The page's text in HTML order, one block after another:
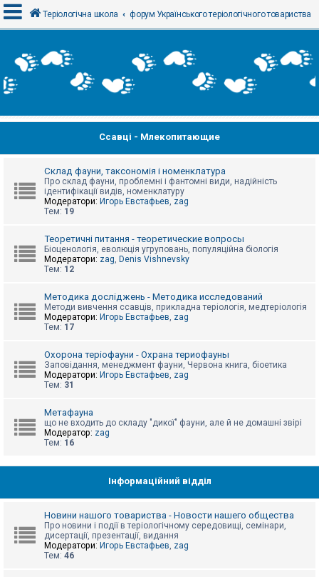
х
і
т
р
а
б
е
д
п
о
е
й
А
и
т
Теріологічна школа форум Українського теріологічного товариства
Ссавці - Млекопитающие
Склад фауни, таксономія і номенклатура
Про склад фауни, проблемні і фантомні види, надійність
ідентифікації видів, номенклатуру
Модератори: Игорь Евстафьев, zag
Тем: 19
Теоретичні питання - теоретические вопросы
Біоценологія, еволюція угруповань, популяційна біологія
Модератори: zag, Denis Vishnevsky
Тем: 12
Методика досліджень - Методика исследований
Методи вивчення ссавців, прикладна теріологія, медтеріологія
Модератори: Игорь Евстафьев, zag
Тем: 17
Охорона теріофауни - Охрана териофауны
Заповідання, менеджмент фауни, Червона книга, біоетика
Модератори: Игорь Евстафьев, zag
Тем: 31
Метафауна
що не входить до складу "дикої" фауни, але й не домашні звірі
Модератор: zag
Тем: 16
Інформаційний відділ
Новини нашого товариства - Новости нашего общества
Про новини і події в теріологічному середовищі, семінари,
дисертації, презентації, видання
Модератори: Игорь Евстафьев, zag
Тем: 46